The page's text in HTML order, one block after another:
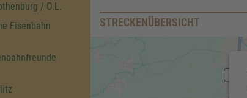
/ O.L.
Eisenbahn
STRECKENÜBERSICHT